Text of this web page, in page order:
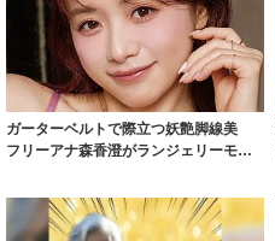
ガーターベルトで際立つ妖艶脚線美
フリーアナ森香澄がランジェリーモデ